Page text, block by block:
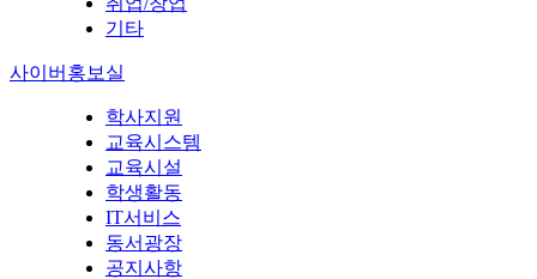
기타
사이버홍보실
학사지원
교육시스템
교육시설
학생활동
IT서비스
동서광장
공지사항